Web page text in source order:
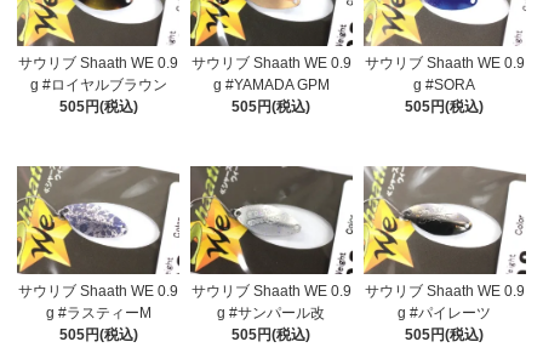
サウリブ Shaath WE 0.9
g #ロイヤルブラウン
505円(税込)
サウリブ Shaath WE 0.9
g #YAMADA GPM
505円(税込)
サウリブ Shaath WE 0.9
g #SORA
505円(税込)
サウリブ Shaath WE 0.9
g #ラスティーM
505円(税込)
サウリブ Shaath WE 0.9
g #サンパール改
505円(税込)
サウリブ Shaath WE 0.9
g #パイレーツ
505円(税込)